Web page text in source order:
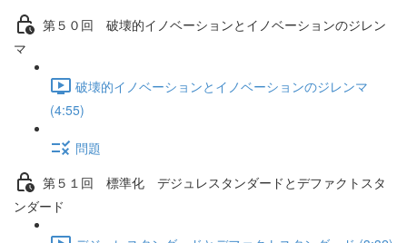
第５０回 破壊的イノベーションとイノベーションのジレン
マ
破壊的イノベーションとイノベーションのジレンマ
(4:55)
問題
第５１回 標準化 デジュレスタンダードとデファクトスタ
ンダード